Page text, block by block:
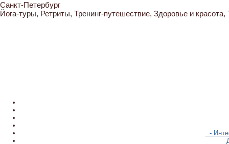
Санкт-Петербург
Йога-туры, Ретриты, Тренинг-путешествие, Здоровье и красота,
-